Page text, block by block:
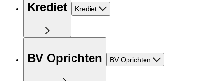
Krediet Krediet
BV Oprichten BV Oprichten